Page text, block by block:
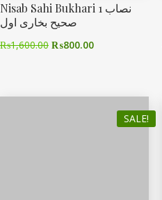
Nisab Sahi Bukhari 1 نصاب
صحیح بخاری اول
₨1,600.00 ₨800.00
SALE!